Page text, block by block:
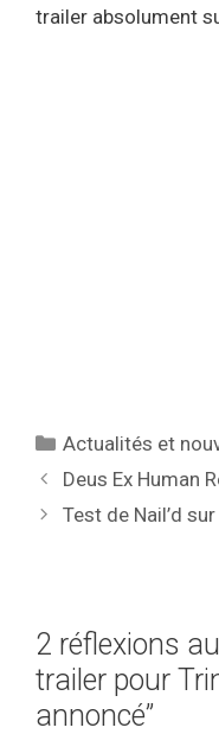
trailer absolument
Catégories
Actualités et
Deus Ex Human
Test de Nail’d
2 réflexions
trailer pour
annoncé”